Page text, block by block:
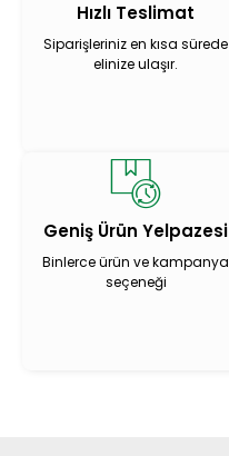
Hızlı Teslimat
Siparişleriniz en kısa sürede
elinize ulaşır.
Geniş Ürün Yelpazesi
Binlerce ürün ve kampanya
seçeneği